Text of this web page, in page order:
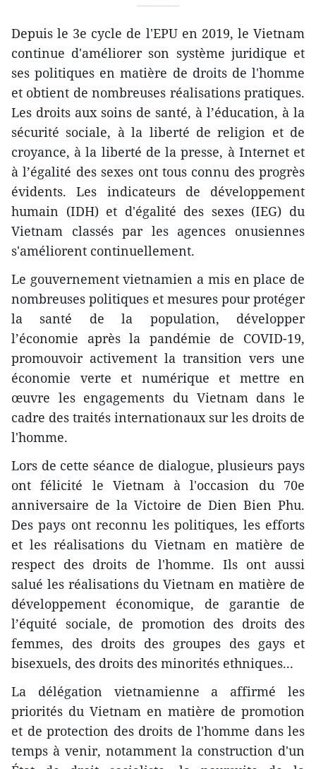
Depuis le 3e cycle de l'EPU en 2019, le Vietnam
continue d'améliorer son système juridique et
ses politiques en matière de droits de l'homme
et obtient de nombreuses réalisations pratiques.
Les droits aux soins de santé, à l’éducation, à la
sécurité sociale, à la liberté de religion et de
croyance, à la liberté de la presse, à Internet et
à l’égalité des sexes ont tous connu des progrès
évidents. Les indicateurs de développement
humain (IDH) et d'égalité des sexes (IEG) du
Vietnam classés par les agences onusiennes
s'améliorent continuellement.
Le gouvernement vietnamien a mis en place de
nombreuses politiques et mesures pour protéger
la santé de la population, développer
l’économie après la pandémie de COVID-19,
promouvoir activement la transition vers une
économie verte et numérique et mettre en
œuvre les engagements du Vietnam dans le
cadre des traités internationaux sur les droits de
l'homme.
Lors de cette séance de dialogue, plusieurs pays
ont félicité le Vietnam à l'occasion du 70e
anniversaire de la Victoire de Dien Bien Phu.
Des pays ont reconnu les politiques, les efforts
et les réalisations du Vietnam en matière de
respect des droits de l'homme. Ils ont aussi
salué les réalisations du Vietnam en matière de
développement économique, de garantie de
l’équité sociale, de promotion des droits des
femmes, des droits des groupes des gays et
bisexuels, des droits des minorités ethniques...
La délégation vietnamienne a affirmé les
priorités du Vietnam en matière de promotion
et de protection des droits de l'homme dans les
temps à venir, notamment la construction d'un